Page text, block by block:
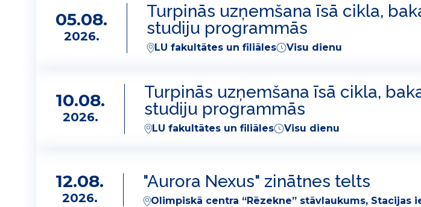
05.08.
2026.
Turpinās uzņemšana īsā cikla,
studiju programmās
LU fakultātes un filiāles Visu dienu
10.08.
2026.
Turpinās uzņemšana īsā cikla,
studiju programmās
LU fakultātes un filiāles Visu dienu
12.08.
2026.
"Aurora Nexus" zinātnes telts
Olimpiskā centra “Rēzekne” stāvlaukums, Stacijas